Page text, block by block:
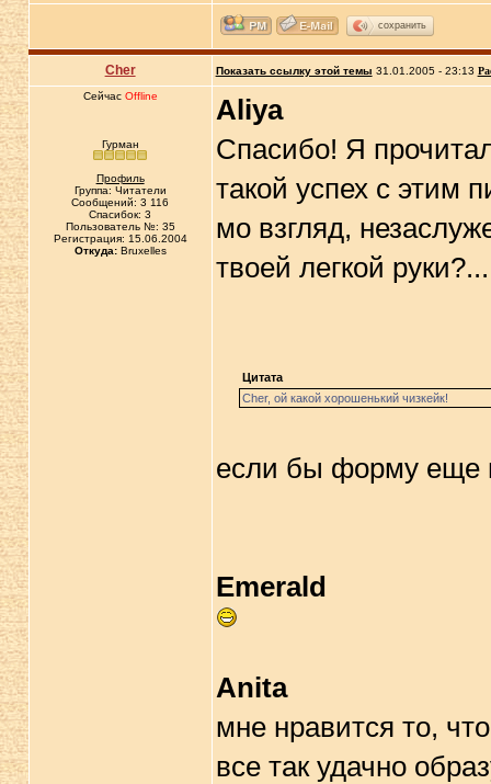
сохранить
Cher Показать ссылку этой темы 31.01.2005 - 23:13
Сейчас Offline
Гурман
Профиль
Группа: Читатели
Сообщений: 3 116
Спасибок: 3
Пользователь №: 35
Регистрация: 15.06.2004
Откуда:Bruxelles
Aliya
Спасибо! Я
такой успех с этим
мо взгляд,
твоей легкой руки?...
Цитата
Cher, ой какой хорошенький чизкейк!
если бы форму еще
Emerald
Anita
мне нравится то,
все так удачно